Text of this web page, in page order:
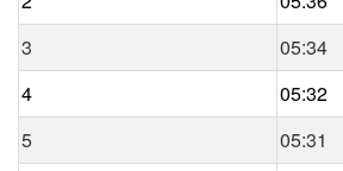
3
05:34
4
05:32
5
05:31